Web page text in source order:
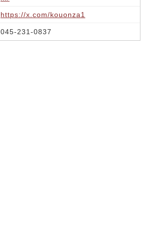
https://x.com/kouonza1
045-231-0837